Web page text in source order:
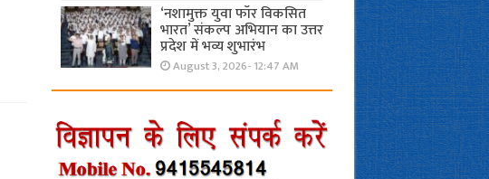
‘नशामुक्त युवा फॉर विकसित
भारत’ संकल्प अभियान का उत्तर
प्रदेश में भव्य शुभारंभ
August 3, 2026- 12:47 AM